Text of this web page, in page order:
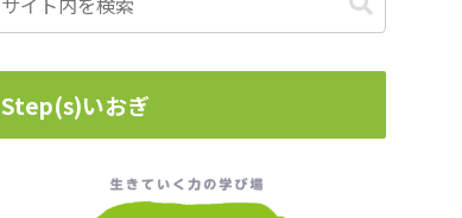
Step(s)いおぎ